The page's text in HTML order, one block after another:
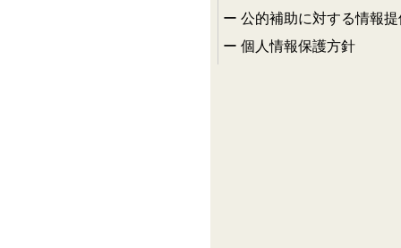
公的補助に対する情報提
個人情報保護方針